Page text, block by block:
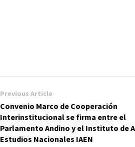
Previous Article
Convenio Marco de Cooperación
Interinstitucional se firma entre el
Parlamento Andino y el Instituto de
Estudios Nacionales IAEN